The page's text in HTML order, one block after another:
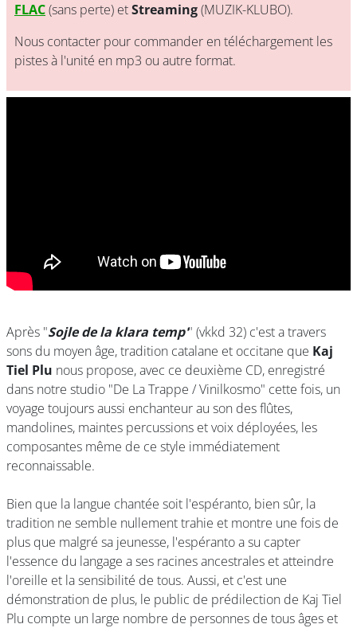
FLAC(sans perte) etStreaming(MUZIK-KLUBO).
Nous contacter pour commander en téléchargement les
pistes à l'unité en mp3 ou autre format.
Après "Sojle de la klara temp'" (vkkd 32) c'est a travers
sons du moyen âge, tradition catalane et occitane que Kaj
Tiel Plu nous propose, avec ce deuxième CD, enregistré
dans notre studio "De La Trappe / Vinilkosmo" cette fois, un
voyage toujours aussi enchanteur au son des flûtes,
mandolines, maintes percussions et voix déployées, les
composantes même de ce style immédiatement
reconnaissable.
Bien que la langue chantée soit l'espéranto, bien sûr, la
tradition ne semble nullement trahie et montre une fois de
plus que malgré sa jeunesse, l'espéranto a su capter
l'essence du langage a ses racines ancestrales et atteindre
l'oreille et la sensibilité de tous. Aussi, et c'est une
démonstration de plus, le public de prédilection de Kaj Tiel
Plu compte un large nombre de personnes de tous âges et